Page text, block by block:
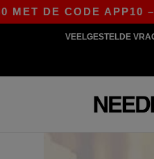
CODE APP10 –
VEELGESTELDE